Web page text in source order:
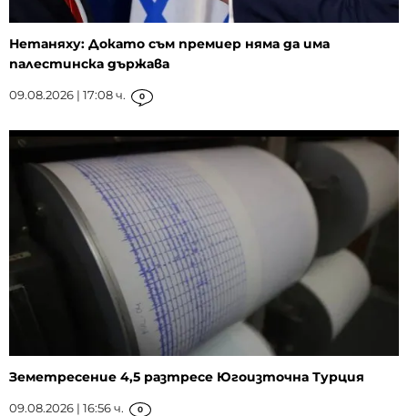
Нетаняху: Докато съм премиер няма да има
палестинска държава
09.08.2026 | 17:08 ч. 0
Земетресение 4,5 разтресе Югоизточна Турция
09.08.2026 | 16:56 ч. 0